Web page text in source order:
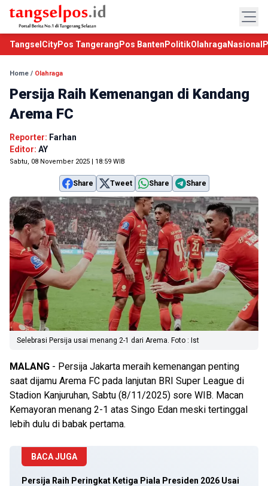
TangselCityPos Tangerang Pos Banten PolitikOlahraga Nasional
Home / Olahraga
Persija Raih Kemenangan di Kandang
Arema FC
Reporter: Farhan
Editor: AY
Sabtu, 08 November 2025 | 18:59 WIB
Share Tweet Share Share
Selebrasi Persija usai menang 2-1 dari Arema. Foto : Ist
MALANG - Persija Jakarta meraih kemenangan penting
saat dijamu Arema FC pada lanjutan BRI Super League di
Stadion Kanjuruhan, Sabtu (8/11/2025) sore WIB. Macan
Kemayoran menang 2-1 atas Singo Edan meski tertinggal
lebih dulu di babak pertama.
BACA JUGA
Persija Raih Peringkat Ketiga Piala Presiden 2026 Usai